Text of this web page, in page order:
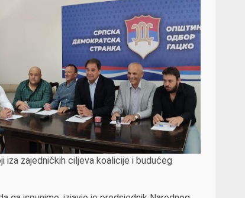
iza zajedničkih ciljeva koalicije i budućeg